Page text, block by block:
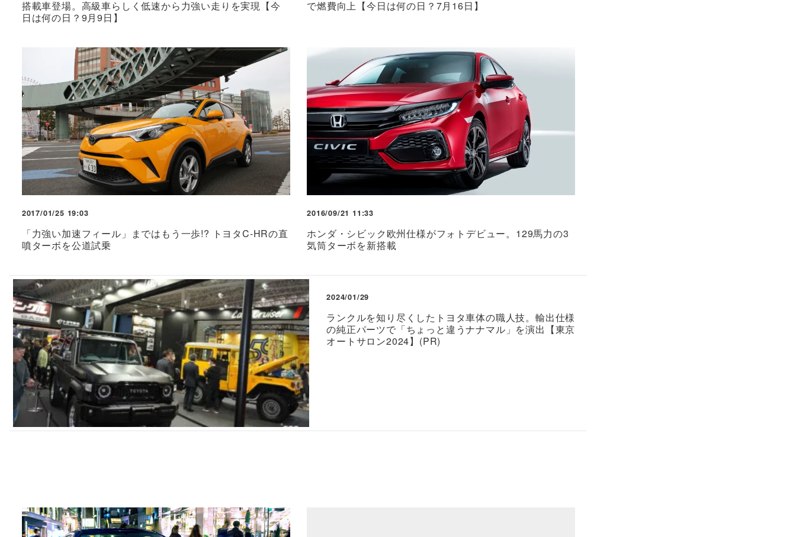
搭載車登場。高級車らしく低速から力強い走りを実現【今
日は何の日？9月9日】
で燃費向上【今日は何の日？7月16日】
2017/01/25 19:03
「力強い加速フィール」まではもう一歩!? トヨタC-HRの直
噴ターボを公道試乗
2016/09/21 11:33
ホンダ・シビック欧州仕様がフォトデビュー。129馬力の3
気筒ターボを新搭載
2024/01/29
ランクルを知り尽くしたトヨタ車体の職人技。輸出仕様
の純正パーツで「ちょっと違うナナマル」を演出【東京
オートサロン2024】(PR)